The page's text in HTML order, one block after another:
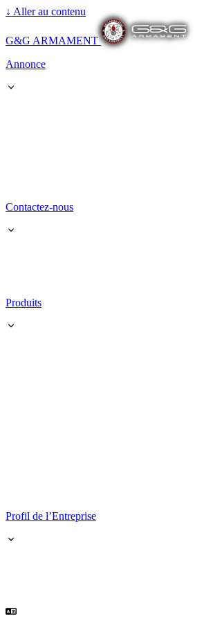
↓ Aller au contenu
G&G ARMAMENT
Annonce
Contactez-nous
Produits
Profil de l’Entreprise